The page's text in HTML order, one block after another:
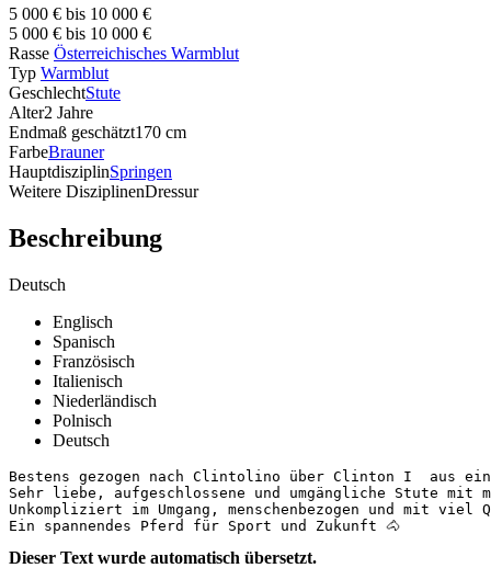
5 000 € bis 10 000 €
5 000 € bis 10 000 €
Rasse Österreichisches Warmblut
Typ Warmblut
GeschlechtStute
Alter2 Jahre
Endmaß geschätzt170 cm
FarbeBrauner
HauptdisziplinSpringen
Weitere DisziplinenDressur
Beschreibung
Deutsch
Englisch
Spanisch
Französisch
Italienisch
Niederländisch
Polnisch
Deutsch
Bestens gezogen nach Clintolino über Clinton I  aus
Sehr liebe, aufgeschlossene und umgängliche Stute mit
Unkompliziert im Umgang, menschenbezogen und mit
Ein spannendes Pferd für Sport und Zukunft 🐴
Dieser Text wurde automatisch übersetzt.